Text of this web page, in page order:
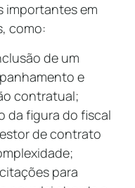
importantes em
como:
de um
e
contratual;
da figura do fiscal
de contrato
para